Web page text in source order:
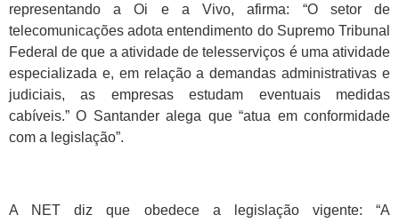
representando a Oi e a Vivo, afirma: “O setor de
telecomunicações adota entendimento do Supremo Tribunal
Federal de que a atividade de telesserviços é uma atividade
especializada e, em relação a demandas administrativas e
judiciais, as empresas estudam eventuais medidas
cabíveis.” O Santander alega que “atua em conformidade
com a legislação”.
A NET diz que obedece a legislação vigente: “A